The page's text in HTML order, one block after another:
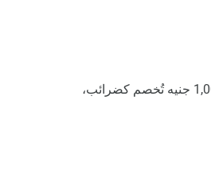
قامت الشركة بدفع رواتب الموظفين بمبلغ إجمالي قدره 10,000 جنيه، منها 1,000 جنيه تُخصم كضرائب،